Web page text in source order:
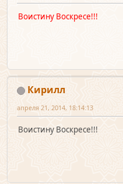
Воистину Воскресе!!!
Кирилл
апреля 21, 2014, 18:14:13
Воистину Воскресе!!!